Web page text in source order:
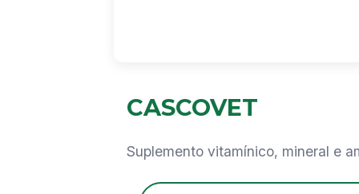
CASCOVET
Suplemento vitamínico, mineral e